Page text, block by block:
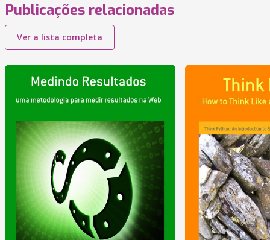
Publicações relacionadas
Ver a lista completa